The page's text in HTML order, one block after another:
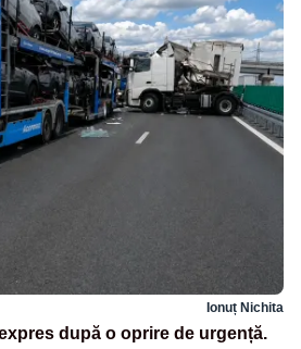
Ionuț Nichita
după o oprire de urgență.